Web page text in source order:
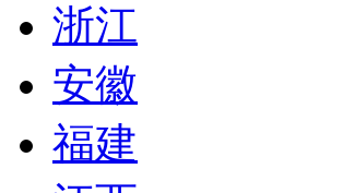
浙江
安徽
福建